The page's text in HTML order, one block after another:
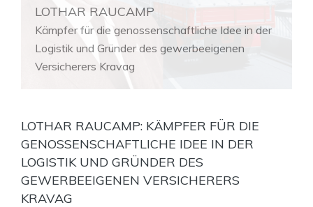
LOTHAR RAUCAMP
Kämpfer für die genossenschaftliche Idee in der
Logistik und Gründer des gewerbeeigenen
Versicherers Kravag
LOTHAR RAUCAMP: KÄMPFER FÜR DIE
GENOSSENSCHAFTLICHE IDEE IN DER
LOGISTIK UND GRÜNDER DES
GEWERBEEIGENEN VERSICHERERS
KRAVAG